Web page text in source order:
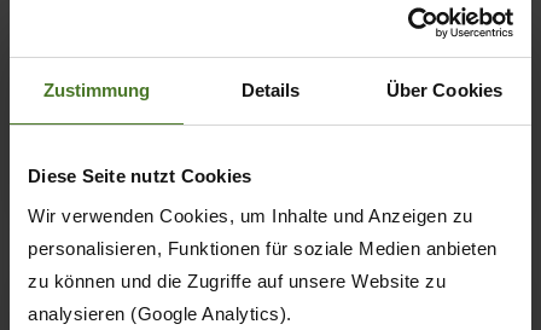
Zustimmung Details Über Cookies
Diese Seite nutzt Cookies
Wir verwenden Cookies, um Inhalte und Anzeigen zu
personalisieren, Funktionen für soziale Medien anbieten
zu können und die Zugriffe auf unsere Website zu
analysieren (Google Analytics).
XtraBlatt – The KRONE customer